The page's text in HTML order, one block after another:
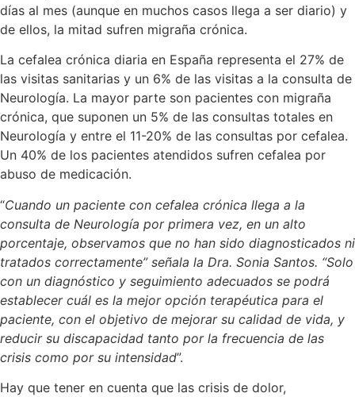
días al mes (aunque en muchos casos llega a ser diario) y
de ellos, la mitad sufren migraña crónica.
La cefalea crónica diaria en España representa el 27% de
las visitas sanitarias y un 6% de las visitas a la consulta de
Neurología. La mayor parte son pacientes con migraña
crónica, que suponen un 5% de las consultas totales en
Neurología y entre el 11-20% de las consultas por cefalea.
Un 40% de los pacientes atendidos sufren cefalea por
abuso de medicación.
“Cuando un paciente con cefalea crónica llega a la
consulta de Neurología por primera vez, en un alto
porcentaje, observamos que no han sido diagnosticados ni
tratados correctamente” señala la Dra. Sonia Santos. “Solo
con un diagnóstico y seguimiento adecuados se podrá
establecer cuál es la mejor opción terapéutica para el
paciente, con el objetivo de mejorar su calidad de vida, y
reducir su discapacidad tanto por la frecuencia de las
crisis como por su intensidad”.
Hay que tener en cuenta que las crisis de dolor,